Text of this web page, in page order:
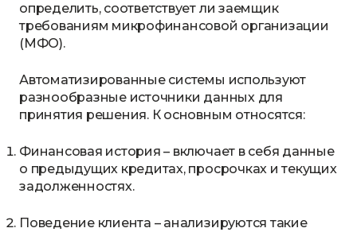
определить, соответствует ли заемщик
требованиям микрофинансовой организации
(МФО).
Автоматизированные системы используют
разнообразные источники данных для
принятия решения. К основным относятся:
Финансовая история – включает в себя данные
о предыдущих кредитах, просрочках и текущих
задолженностях.
Поведение клиента – анализируются такие